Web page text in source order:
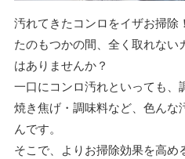
汚れてきたコンロをイザお掃除
たのもつかの間、全く取れない
はありませんか？
一口にコンロ汚れといっても、
焼き焦げ・調味料など、色んな
んです。
そこで、よりお掃除効果を高め